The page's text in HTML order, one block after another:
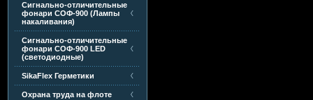
Сигнально-отличительные
фонари СОФ-900 (Лампы
накаливания)
Сигнально-отличительные
фонари СОФ-900 LED
(светодиодные)
SikaFlex Герметики
Охрана труда на флоте